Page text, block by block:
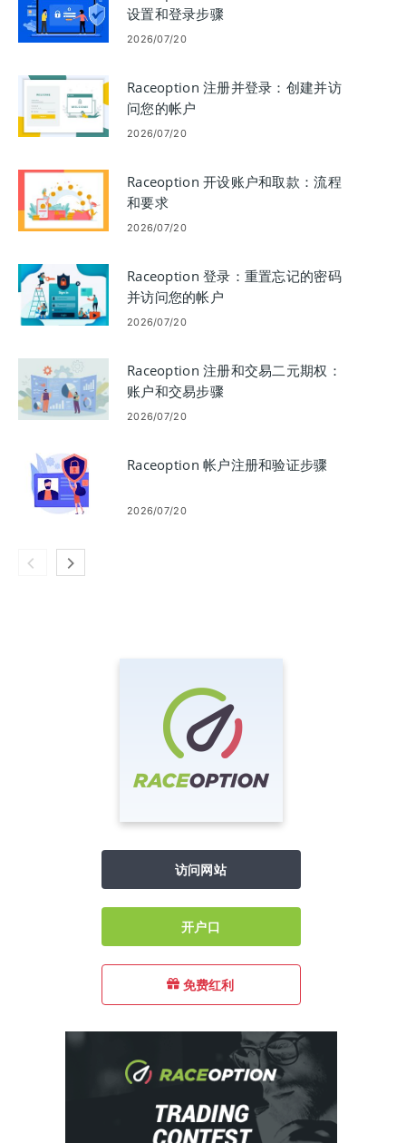
设置和登录步骤
2026/07/20
Raceoption 注册并登录：创建并访
问您的帐户
2026/07/20
Raceoption 开设账户和取款：流程
和要求
2026/07/20
Raceoption 登录：重置忘记的密码
并访问您的帐户
2026/07/20
Raceoption 注册和交易二元期权：
账户和交易步骤
2026/07/20
Raceoption 帐户注册和验证步骤
2026/07/20
访问网站
开户口
免费红利